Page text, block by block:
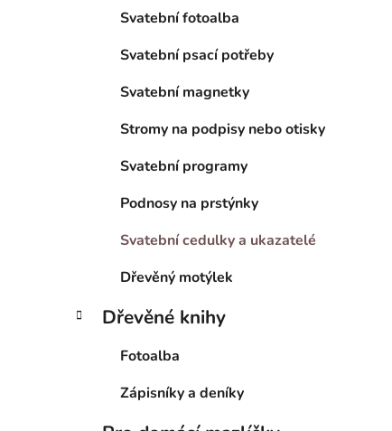
Svatební fotoalba
Svatební psací potřeby
Svatební magnetky
Stromy na podpisy nebo otisky
Svatební programy
Podnosy na prstýnky
Svatební cedulky a ukazatelé
Dřevěný motýlek
Dřevěné knihy
Fotoalba
Zápisníky a deníky